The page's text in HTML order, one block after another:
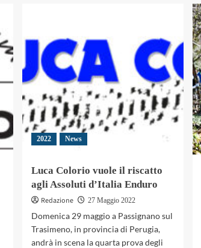
FMI,
tra
MX2
mondiale
ed
Enduro
tricolore
2022 News
Luca Colorio vuole il riscatto
agli Assoluti d’Italia Enduro
Redazione 27 Maggio 2022
Domenica 29 maggio a Passignano sul
Trasimeno, in provincia di Perugia,
andrà in scena la quarta prova degli